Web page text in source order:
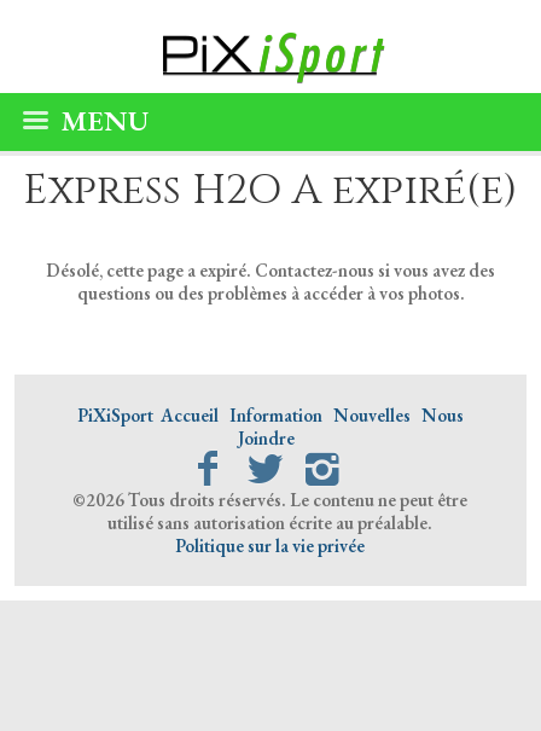
MENU
Express H2O A expiré(e)
Désolé, cette page a expiré. Contactez-nous si vous avez des
questions ou des problèmes à accéder à vos photos.
PiXiSport Accueil Information Nouvelles Nous
Joindre
©2026 Tous droits réservés. Le contenu ne peut être
utilisé sans autorisation écrite au préalable.
Politique sur la vie privée